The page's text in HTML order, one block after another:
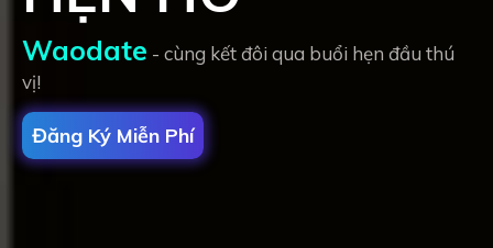
Đăng Ký Miễn Phí